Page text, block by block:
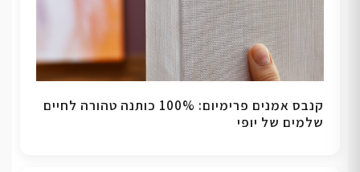
קנבס אמנים פרימיום: 100% כותנה טהורה לחיים
שלמים של יופי